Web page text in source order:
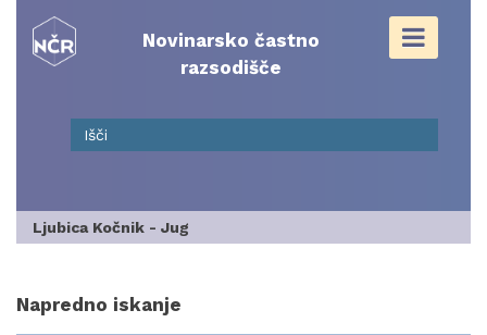
content
Novinarsko častno
razsodišče
Ljubica Kočnik - Jug
Napredno iskanje